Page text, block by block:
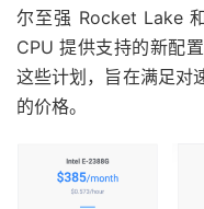
尔至强 Rocket Lake
CPU 提供支持的新配
这些计划，旨在满足
的价格。